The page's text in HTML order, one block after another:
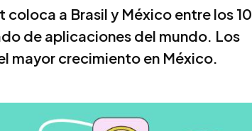
a Brasil y México entre los 10
de aplicaciones del mundo. Los
mayor crecimiento en México.